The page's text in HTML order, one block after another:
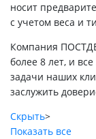
носит
с учетом веса и
Компания
более 8 лет, и
задачи наших
заслужить
Скрыть>
Показать все